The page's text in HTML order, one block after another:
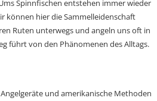
Spinnfischen entstehen immer wieder
können hier die Sammelleidenschaft
Ruten unterwegs und angeln uns oft in
führt von den Phänomenen des Alltags.
und amerikanische Methoden